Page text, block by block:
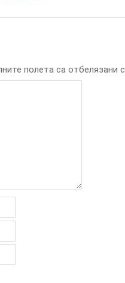
полета са отбелязани с